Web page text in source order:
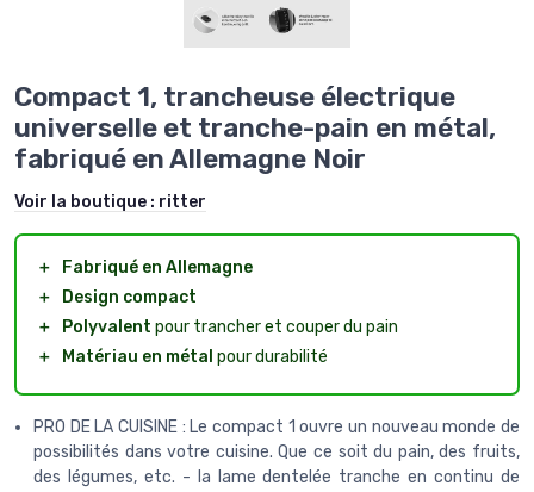
Compact 1, trancheuse électrique
universelle et tranche-pain en métal,
fabriqué en Allemagne Noir
Voir la boutique : ritter
＋
Fabriqué en Allemagne
＋
Design compact
＋
Polyvalent pour trancher et couper du pain
＋
Matériau en métal pour durabilité
PRO DE LA CUISINE : Le compact 1 ouvre un nouveau monde de
possibilités dans votre cuisine. Que ce soit du pain, des fruits,
des légumes, etc. - la lame dentelée tranche en continu de